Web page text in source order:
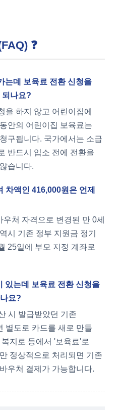
❓
는데 보육료 전환 신청을
되나요?
을 하지 않고 어린이집에
안의 어린이집 보육료는
구됩니다. 국가에서는 소급
반드시 입소 전에 전환을
습니다.
차액인 416,000원은 언제
처 자격으로 변경된 만 0세
시 기존 정부 지원금 정기
25일에 부모 지정 계좌로
있는데 보육료 전환 신청을
요?
시 발급받았던 기존
별도로 카드를 새로 만들
지로 등에서 '보육료'로
정상적으로 처리되면 기존
우처 결제가 가능합니다.